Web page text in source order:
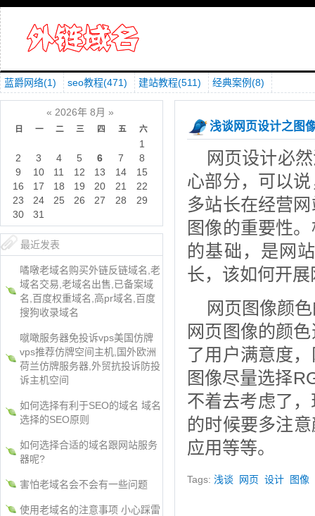
蓝爵网络(1) seo教程(471) 建站教程(511) 经典案例(8)
浅谈网页设计之图
网页设计必
心部分，可以
多站长在经营
图像的重要性
的基础，是网
长，该如何开
网页图像颜
网页图像的颜
了用户满意度
图像尽量选择
不着去考虑了
的时候要多注
应用等等。
Tags:浅谈 网页 设计 图像
« 2026年 8月 »
日 一 二 三 四 五 六
1
2
3 4 5 6 7
8
9
10 11 12 13 14
15
16
17 18 19 20 21
22
23
24 25 26 27 28
29
30
31
最近发表
噊噋老域名购买外链反链域名,老
域名交易,老域名出售,已备案域
名,百度权重域名,高pr域名,百度
搜狗收录域名
噈噉服务器免投诉vps美国仿牌
vps推荐仿牌空间主机,国外欧洲
荷兰仿牌服务器,外贸抗投诉防投
诉主机空间
如何选择有利于SEO的域名 域名
选择的SEO原则
如何选择合适的域名跟网站服务
器呢?
害怕老域名会不会有一些问题
使用老域名的注意事项 小心踩雷